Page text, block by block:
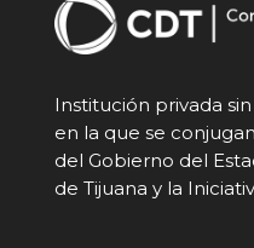
Institución privada
en la que se
del Gobierno del
de Tijuana y la